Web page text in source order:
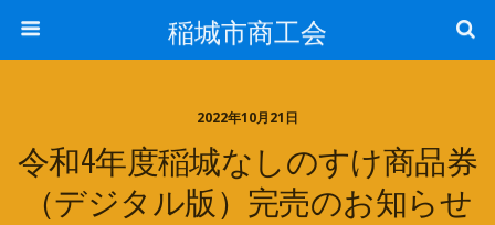
稲城市商工会
2022年10月21日
令和4年度稲城なしのすけ商品券
（デジタル版）完売のお知らせ